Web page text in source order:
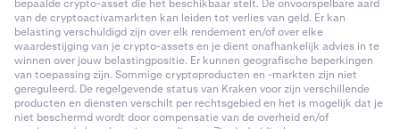
bepaalde crypto-asset die het beschikbaar stelt. De onvoorspelbare aard
van de cryptoactivamarkten kan leiden tot verlies van geld. Er kan
belasting verschuldigd zijn over elk rendement en/of over elke
waardestijging van je crypto-assets en je dient onafhankelijk advies in te
winnen over jouw belastingpositie. Er kunnen geografische beperkingen
van toepassing zijn. Sommige cryptoproducten en -markten zijn niet
gereguleerd. De regelgevende status van Kraken voor zijn verschillende
producten en diensten verschilt per rechtsgebied en het is mogelijk dat je
niet beschermd wordt door compensatie van de overheid en/of